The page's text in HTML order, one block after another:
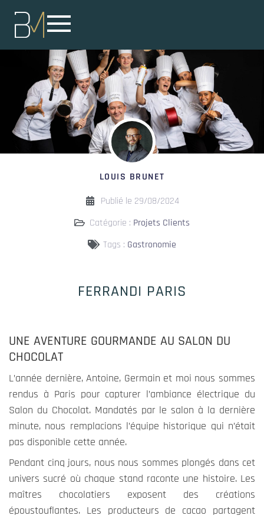
LOUIS BRUNET
Publié le 29/08/2024
Catégorie : Projets Clients
Tags : Gastronomie
FERRANDI PARIS
UNE AVENTURE GOURMANDE AU SALON DU
CHOCOLAT
L’année dernière, Antoine, Germain et moi nous sommes
rendus à Paris pour capturer l’ambiance électrique du
Salon du Chocolat. Mandatés par le salon à la dernière
minute, nous remplacions l’équipe historique qui n’était
pas disponible cette année.
Pendant cinq jours, nous nous sommes plongés dans cet
univers sucré où chaque stand raconte une histoire. Les
maîtres chocolatiers exposent des créations
époustouflantes. Les producteurs de cacao partagent
Obligatoire
Ces cookies
ne sont pas
et
contribuent
fonctions
vitales du